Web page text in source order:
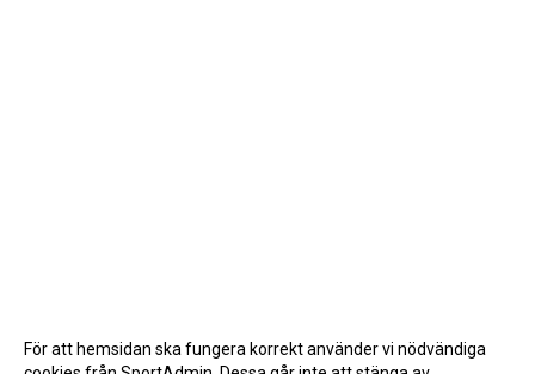
För att hemsidan ska fungera korrekt använder vi nödvändiga